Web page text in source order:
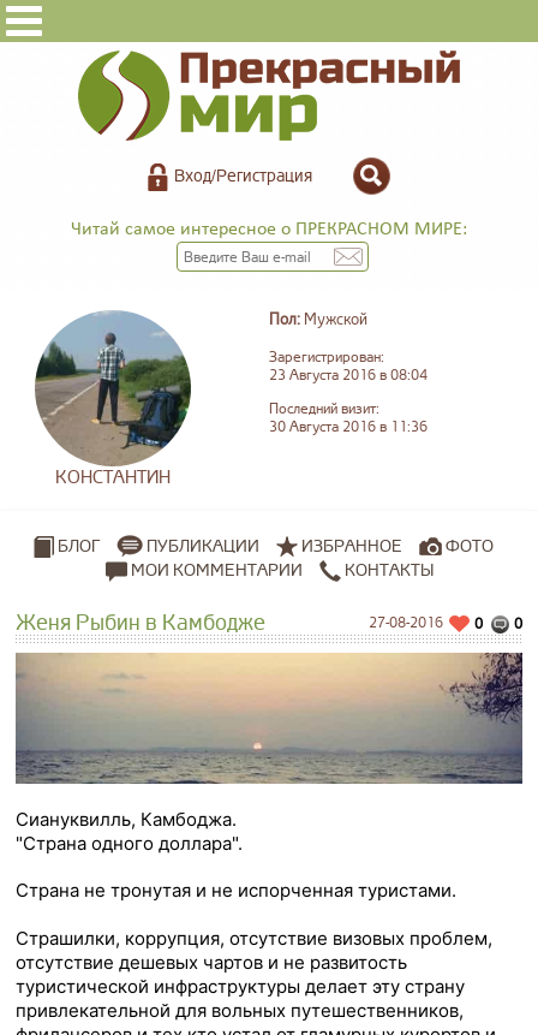
Вход/Регистрация
Читай самое интересное о ПРЕКРАСНОМ МИРЕ:
КОНСТАНТИН
Пол: Мужской
Зарегистрирован:
23 Августа 2016 в 08:04
Последний визит:
30 Августа 2016 в 11:36
БЛОГ ПУБЛИКАЦИИ ИЗБРАННОЕ
ФОТО
МОИ КОММЕНТАРИИ
КОНТАКТЫ
Женя Рыбин в Камбодже 27-08-2016 0
0
Сиануквилль, Камбоджа.
"Страна одного доллара".
Страна не тронутая и не испорченная туристами.
Страшилки, коррупция, отсутствие визовых проблем,
отсутствие дешевых чартов и не развитость
туристической инфраструктуры делает эту страну
привлекательной для вольных путешественников,